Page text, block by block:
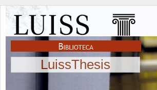
LuissThesis